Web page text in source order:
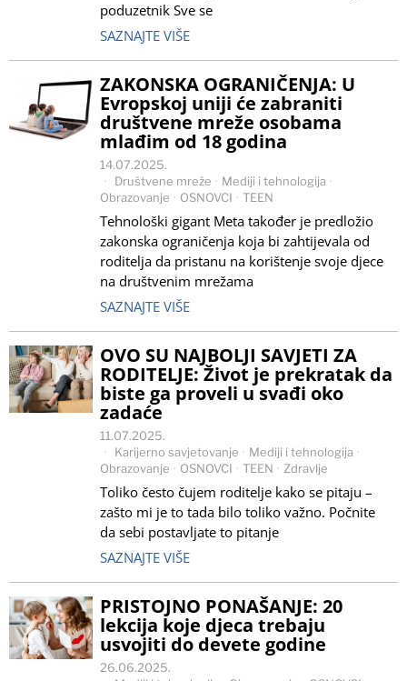
poduzetnik Sve se
SAZNAJTE VIŠE
ZAKONSKA OGRANIČENJA: U
Evropskoj uniji će zabraniti
društvene mreže osobama
mlađim od 18 godina
14.07.2025.
Društvene mreže · Mediji i tehnologija ·
Obrazovanje · OSNOVCI · TEEN
Tehnološki gigant Meta također je predložio
zakonska ograničenja koja bi zahtijevala od
roditelja da pristanu na korištenje svoje djece
na društvenim mrežama
SAZNAJTE VIŠE
OVO SU NAJBOLJI SAVJETI ZA
RODITELJE: Život je prekratak da
biste ga proveli u svađi oko
zadaće
11.07.2025.
Karijerno savjetovanje · Mediji i tehnologija ·
Obrazovanje · OSNOVCI · TEEN · Zdravlje
Toliko često čujem roditelje kako se pitaju –
zašto mi je to tada bilo toliko važno. Počnite
da sebi postavljate to pitanje
SAZNAJTE VIŠE
PRISTOJNO PONAŠANJE: 20
lekcija koje djeca trebaju
usvojiti do devete godine
26.06.2025.